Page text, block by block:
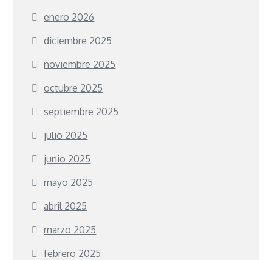
enero 2026
diciembre 2025
noviembre 2025
octubre 2025
septiembre 2025
julio 2025
junio 2025
mayo 2025
abril 2025
marzo 2025
febrero 2025